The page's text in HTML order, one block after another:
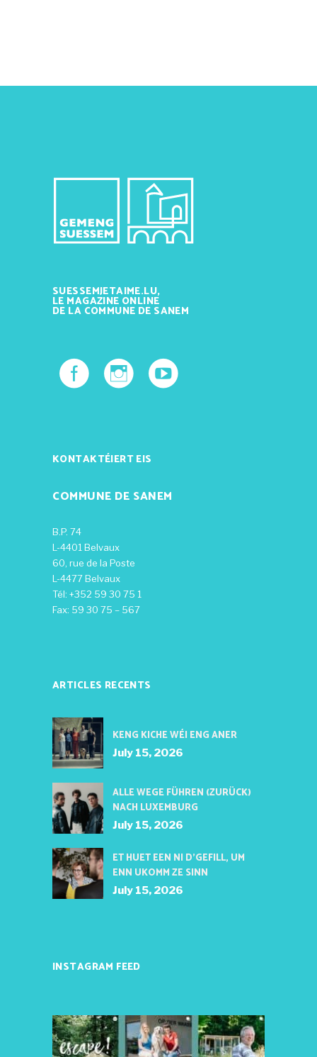
SUESSEMJETAIME.LU,
LE MAGAZINE ONLINE
DE LA COMMUNE DE SANEM
KONTAKTÉIERT EIS
COMMUNE DE SANEM
B.P. 74
L-4401 Belvaux
60, rue de la Poste
L-4477 Belvaux
Tél: +352 59 30 75 1
Fax: 59 30 75 – 567
ARTICLES RECENTS
KENG KICHE WÉI ENG ANER
July 15, 2026
ALLE WEGE FÜHREN (ZURÜCK)
NACH LUXEMBURG
July 15, 2026
ET HUET EEN NI D’GEFILL, UM
ENN UKOMM ZE SINN
July 15, 2026
INSTAGRAM FEED